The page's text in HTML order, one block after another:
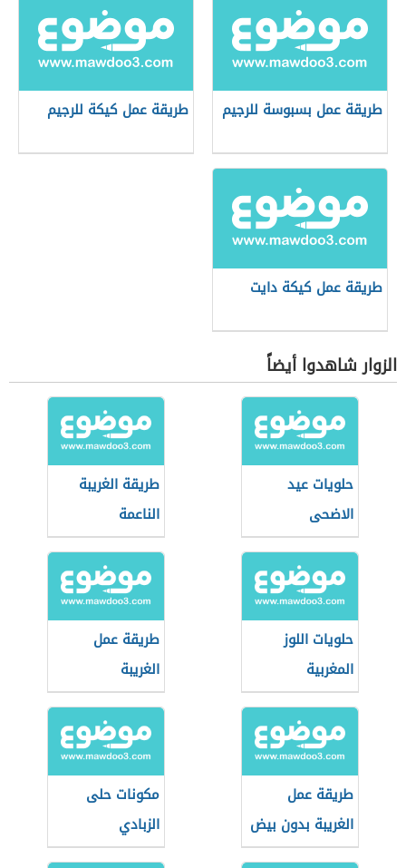
طريقة عمل بسبوسة للرجيم طريقة عمل كيكة للرجيم
طريقة عمل كيكة دايت
الزوار شاهدوا أيضاً
حلويات عيد
الاضحى
طريقة الغريبة
الناعمة
حلويات اللوز
المغربية
طريقة عمل
الغريبة
الفلسطينية
طريقة عمل
الغريبة بدون بيض
مكونات حلى
الزبادي